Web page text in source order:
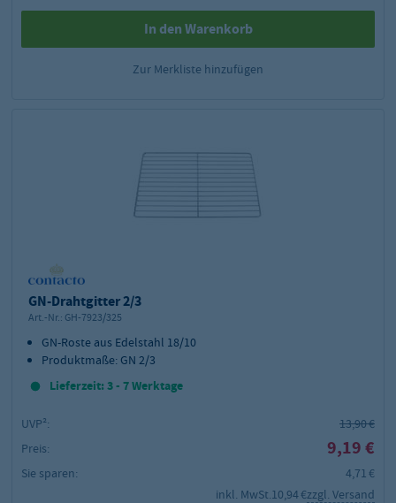
In den Warenkorb
Zur Merkliste hinzufügen
GN-Drahtgitter 2/3
Art.-Nr.: GH-7923/325
GN-Roste aus Edelstahl 18/10
Produktmaße: GN 2/3
Lieferzeit: 3 - 7 Werktage
UVP²:
13,90 €
Preis:
9,19 €
Sie sparen:
4,71 €
inkl. MwSt.10,94 €zzgl. Versand